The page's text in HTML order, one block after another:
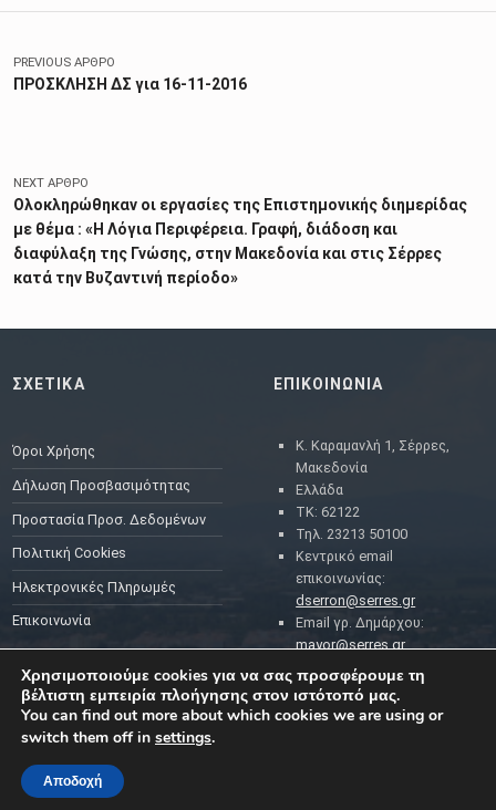
Πλοήγηση άρθρων
PREVIOUS ΆΡΘΡΟ
ΠΡΟΣΚΛΗΣΗ ΔΣ για 16-11-2016
NEXT ΆΡΘΡΟ
Ολοκληρώθηκαν οι εργασίες της Επιστημονικής διημερίδας
με θέμα : «Η Λόγια Περιφέρεια. Γραφή, διάδοση και
διαφύλαξη της Γνώσης, στην Μακεδονία και στις Σέρρες
κατά την Βυζαντινή περίοδο»
ΣΧΕΤΙΚΑ
Όροι Χρήσης
Δήλωση Προσβασιμότητας
Προστασία Προσ. Δεδομένων
Πολιτική Cookies
Ηλεκτρονικές Πληρωμές
Επικοινωνία
ΕΠΙΚΟΙΝΩΝΙΑ
Κ. Καραμανλή 1, Σέρρες,
Μακεδονία
Ελλάδα
ΤΚ: 62122
Τηλ. 23213 50100
Κεντρικό email
επικοινωνίας:
dserron@serres.gr
Email γρ. Δημάρχου:
mayor@serres.gr
Email DPO (Υπευθύνου
Προστασίας Δεδομένων):
dpo@serres.gr
ΡΟΗ ΕΙΔΗΣΕΩΝ
Χρησιμοποιούμε cookies για να σας προσφέρουμε τη
βέλτιστη εμπειρία πλοήγησης στον ιστότοπό μας.
You can find out more about which cookies we are using or
switch them off in settings.
Αποδοχή